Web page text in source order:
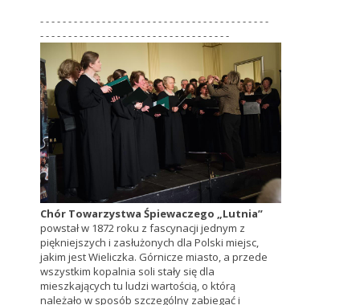
- - - - - - - - - - - - - - - - - - - - - - - - - - - - - - - - - - - - - - - - -
- - - - - - - - - - - - - - - - - - - - - - - - - - - - - - - - - -
Chór Towarzystwa Śpiewaczego „Lutnia”
powstał w 1872 roku z fascynacji jednym z
piękniejszych i zasłużonych dla Polski miejsc,
jakim jest Wieliczka. Górnicze miasto, a przede
wszystkim kopalnia soli stały się dla
mieszkających tu ludzi wartością, o którą
należało w sposób szczególny zabiegać i